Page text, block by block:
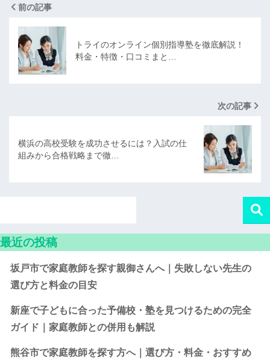
前の記事
トライのオンライン個別指導塾を徹底解説！
料金・特徴・口コミまと…
次の記事
横浜の高校受験を成功させるには？入試の仕
組みから合格戦略まで徹…
最近の投稿
坂戸市で家庭教師を探す親御さんへ｜失敗しない先生の
選び方と料金の目安
新座で子どもに合った予備校・塾を見つけるための完全
ガイド｜家庭教師との併用も解説
熊谷市で家庭教師を探す方へ｜選び方・料金・おすすめ